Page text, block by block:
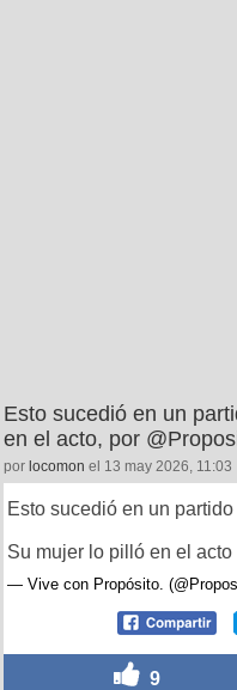
Esto sucedió en un
en el acto, por
por locomon el 13 may 2026, 11:03
Esto sucedió en un
Su mujer lo pilló en el acto
— Vive con Propósito.
9